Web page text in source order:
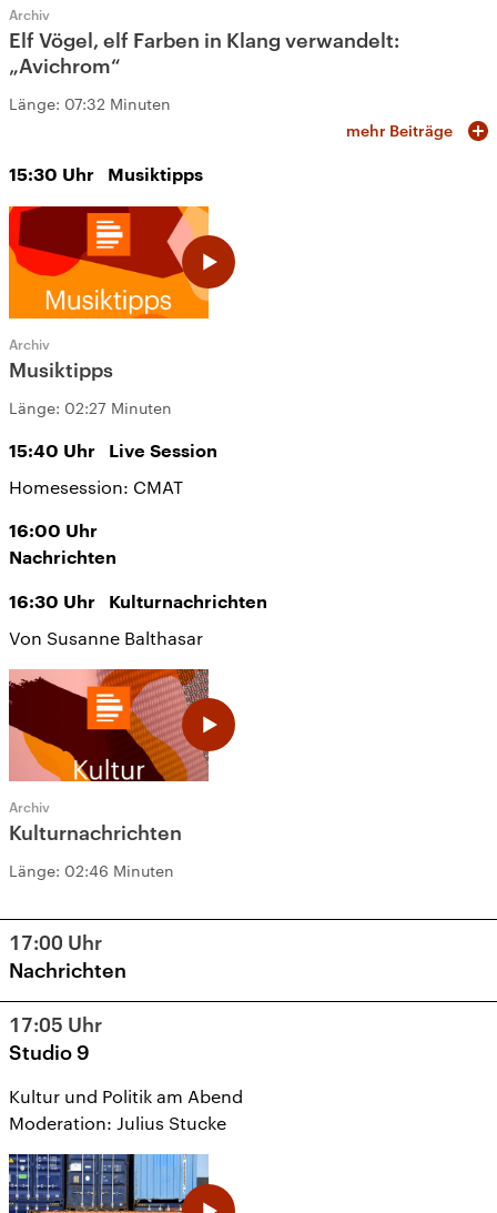
Archiv
Elf Vögel, elf Farben in Klang verwandelt:
„Avichrom“
Länge: 07:32 Minuten
mehr Beiträge
15:30 Uhr Musiktipps
Archiv
Musiktipps
Länge: 02:27 Minuten
15:40 Uhr Live Session
Homesession: CMAT
16:00 Uhr
Nachrichten
16:30 Uhr Kulturnachrichten
Von Susanne Balthasar
Archiv
Kulturnachrichten
Länge: 02:46 Minuten
17:00 Uhr
Nachrichten
17:05 Uhr
Studio 9
Kultur und Politik am Abend
Moderation: Julius Stucke